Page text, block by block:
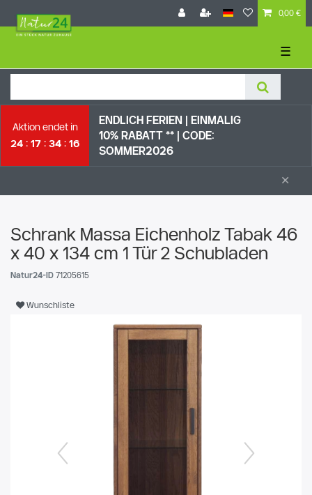
0,00 €
☰
Aktion endet in
24
17 34 15
ENDLICH FERIEN | EI NMALIG
10% RABATT ** | CODE:
SOMMER2026
×
Schrank Massa Eichenholz Tabak 46
x 40 x 134 cm 1 Tür 2 Schubladen
Natur24-ID 71205615
Wunschliste